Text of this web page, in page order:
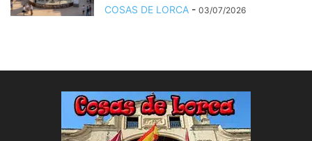
COSAS DE LORCA - 03/07/2026